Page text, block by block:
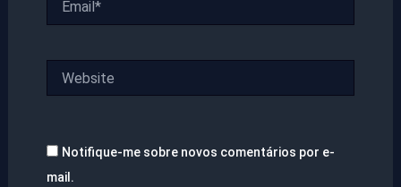
Notifique-me sobre novos comentários por e-
mail.